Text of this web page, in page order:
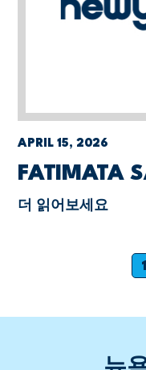
APRIL 15, 2026
FATIMATA
더 읽어보세요
1